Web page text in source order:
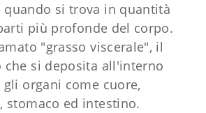
quando si trova in quantità
più profonde del corpo.
"grasso viscerale", il
che si deposita all'interno
organi come cuore,
stomaco ed intestino.